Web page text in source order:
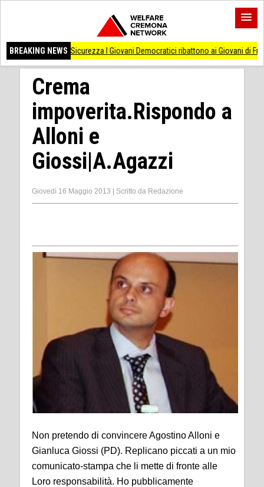
BREAKING NEWS
Sicurezza I Giovani Democratici ribattono ai Giovani di Fratellli d'Italia
Crema
impoverita.Rispondo a
Alloni e
Giossi|A.Agazzi
Giovedì 16 Maggio 2013 Scritto da Redazione
Non pretendo di convincere Agostino Alloni e
Gianluca Giossi (PD). Replicano piccati a un mio
comunicato-stampa che li mette di fronte alle
Loro responsabilità. Ho pubblicamente